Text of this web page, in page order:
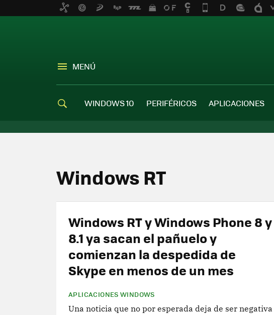
MENÚ
WINDOWS 10 PERIFÉRICOS APLICACIONES
Windows RT
Windows RT y Windows Phone 8 y
8.1 ya sacan el pañuelo y
comienzan la despedida de
Skype en menos de un mes
APLICACIONES WINDOWS
Una noticia que no por esperada deja de ser negativa